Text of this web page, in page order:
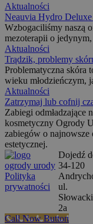
Aktualności
Neauvia Hydro
Wzbogaciliśmy naszą
mezoterapii o
Aktualności
Trądzik, problemy
Problematyczna skóra
wieku młodzieńczym,
Aktualności
Zatrzymaj lub cofnij
Zabiegi odmładzające
kosmetyczny Ogrody
zabiegów o
estetycznej.
Polityka
prywatności
Dojedź
34-120
ul.
2a
Call Now Button